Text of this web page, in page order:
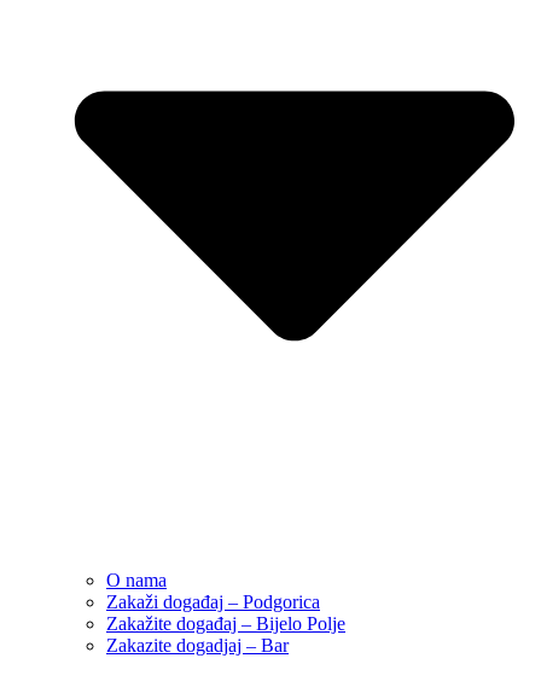
O nama
Zakaži događaj – Podgorica
Zakažite događaj – Bijelo Polje
Zakazite dogadjaj – Bar